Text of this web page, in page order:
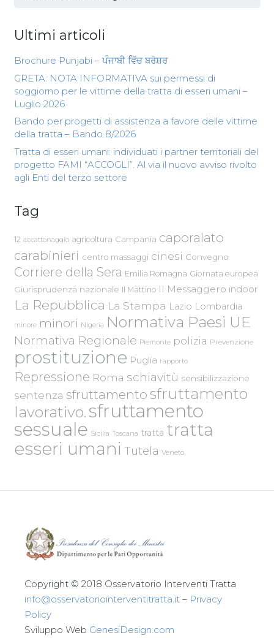
Ultimi articoli
Brochure Punjabi – ਪੰਜਾਬੀ ਵਿੱਚ ਬਰੋਸ਼ਰ
GRETA: NOTA INFORMATIVA sui permessi di
soggiorno per le vittime della tratta di esseri umani –
Luglio 2026
Bando per progetti di assistenza a favore delle vittime
della tratta – Bando 8/2026
Tratta di esseri umani: individuati i partner territoriali del
progetto FAMI “ACCOGLI”. Al via il nuovo avviso rivolto
agli Enti del terzo settore
Tag
12 accattonaggio agricoltura Campania caporalato
carabinieri centro massaggi cinesi Convegno
Corriere della Sera Emilia Romagna Giornata europea
Giurisprudenza nazionale Il Mattino Il Messaggero indoor
La Repubblica La Stampa Lazio Lombardia
minore minori Nigeria Normativa Paesi UE
Normativa Regionale Piemonte polizia Prevenzione
prostituzione Puglia rapporto
Repressione Roma schiavitù sensibilizzazione
sentenza sfruttamento sfruttamento
lavorativo.sfruttamento
sessuale Sicilia Toscana tratta tratta
esseri umani Tutela Veneto
Copyright © 2018 Osservatorio Interventi Tratta
info@osservatoriointerventitratta.it – Privacy
Policy
Sviluppo Web GenesiDesign.com